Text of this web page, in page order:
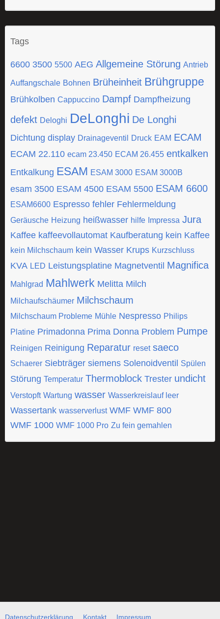
Tags
6600 3500 5500 AEG Allgemeine Störung Antrieb
Auffangschale Bohnen Brüheinheit Brühgruppe
Brühkolben Cappuccino Dampf Dampfheizung
defekt Deloghi DeLonghi De Longhi
Dichtung display Drainageventil Druck EAM ECAM
ECAM 22.110 ecam 23.450 ECAM 26.455 entkalken
Entkalkung ESAM ESAM 3000 ESAM 3000B
esam 3500 ESAM 4500 ESAM 5500 ESAM 6600
ESAM6600 Espresso fehler Fehlermeldung
Geräusche Heizung heißwasser hilfe Impressa Jura
Kaffee kaffeevollautomat Kaufberatung kein Kaffee
kein Milchschaum kein Wasser Krups Kurzschluss
KVA LED Leistungsplatine Magnetventil Magnifica
Mahlgrad Mahlwerk Melitta Milch
Milchaufschäumer Milchschaum
Milchschaum Probleme Mühle Nespresso Philips
Platine Primadonna Prima Donna Problem Pumpe
Reinigen Reinigung Reparatur reset saeco
Schaerer Siebträger siemens Solenoidventil Spülen
Störung Temperatur Thermoblock Trester undicht
Verstopft Wartung wasser Wasserkreislauf leer
Wassertank wasserverlust WMF WMF 800
WMF 1000 WMF 1000 Pro Zu fein gemahlen
Datenschutzerklärung Kontakt Impressum